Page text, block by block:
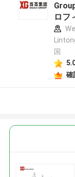
ロフ
国
確